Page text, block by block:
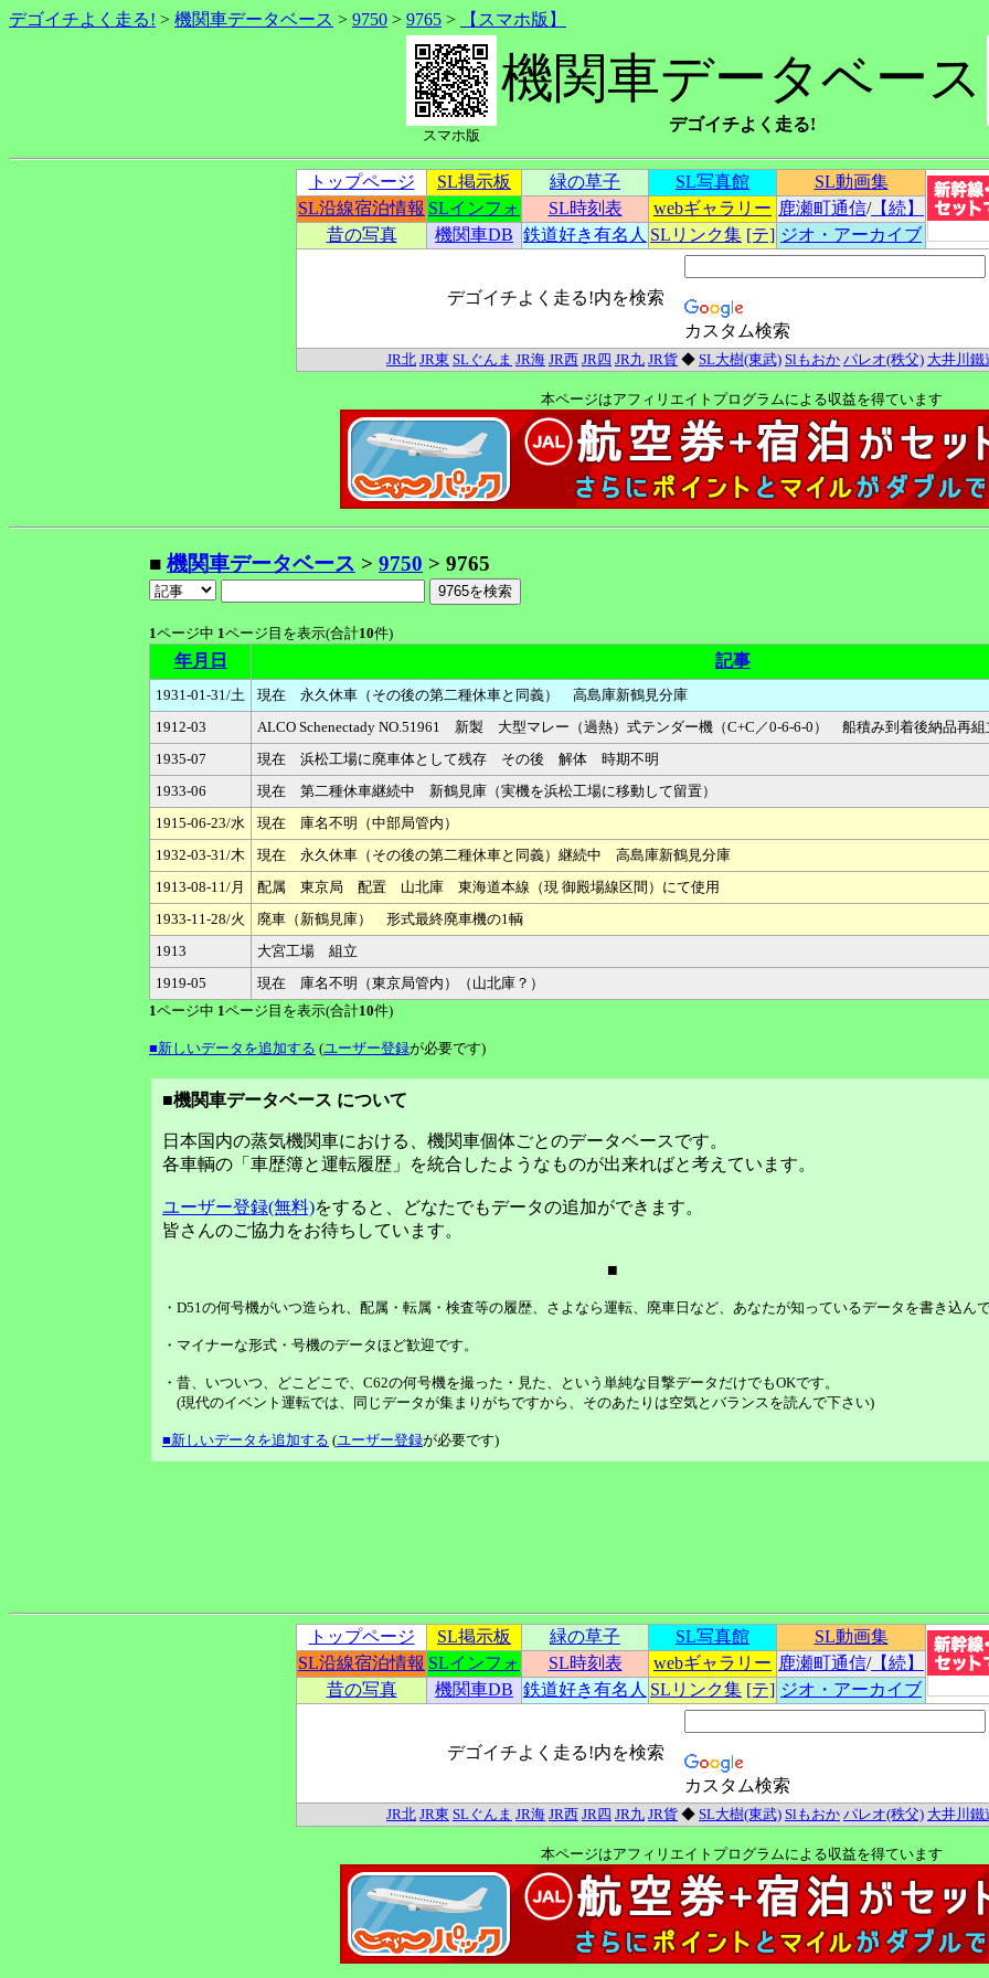
デゴイチよく走る! > 機関車データベース > 9750 > 9765 > 【スマホ版】
スマホ版
機関車データベース
デゴイチよく走る!
トップページ SL掲示板 緑の草子 SL写真館
SL動画集
SL沿線宿泊情報 SLインフォ SL時刻表 webギャラリー 鹿瀬町通信/【続】
昔の写真
機関車DB 鉄道好き有名人 SLリンク集 [テ] ジオ・アーカイブ
デゴイチよく走る!内を検索
カスタム検索
JR北 JR東 SLぐんま JR海 JR西 JR四 JR九 JR貨 ◆ SL大樹(東武) Slもおか パレオ(秩父) 大井川鐵
本ページはアフィリエイトプログラムによる収益を得ています
■ 機関車データベース > 9750 > 9765
1ページ中 1ページ目を表示(合計10件)
年月日 記事
1931-01-31/土
現在 永久休車（その後の第二種休車と同義） 高島庫新鶴見分庫
1912-03
ALCO Schenectady NO.51961 新製 大型マレー（過熱）式テンダー機（C+C／0-6-6-0） 船積み到着後納品再
1935-07
現在 浜松工場に廃車体として残存 その後 解体 時期不明
1933-06
現在 第二種休車継続中 新鶴見庫（実機を浜松工場に移動して留置）
1915-06-23/水
現在 庫名不明（中部局管内）
1932-03-31/木
現在 永久休車（その後の第二種休車と同義）継続中 高島庫新鶴見分庫
1913-08-11/月
配属 東京局 配置 山北庫 東海道本線（現 御殿場線区間）にて使用
1933-11-28/火
廃車（新鶴見庫） 形式最終廃車機の1輌
1913
大宮工場 組立
1919-05
現在 庫名不明（東京局管内）（山北庫？）
1ページ中 1ページ目を表示(合計10件)
■新しいデータを追加する (ユーザー登録が必要です)
■機関車データベース について
日本国内の蒸気機関車における、機関車個体ごとのデータベースです。
各車輌の「車歴簿と運転履歴」を統合したようなものが出来ればと考えています。
ユーザー登録(無料)をすると、どなたでもデータの追加ができます。
皆さんのご協力をお待ちしています。
■
・D51の何号機がいつ造られ、配属・転属・検査等の履歴、さよなら運転、廃車日など、あなたが知っているデータを書き込んで
・マイナーな形式・号機のデータほど歓迎です。
・昔、いついつ、どこどこで、C62の何号機を撮った・見た、という単純な目撃データだけでもOKです。
(現代のイベント運転では、同じデータが集まりがちですから、そのあたりは空気とバランスを読んで下さい)
■新しいデータを追加する (ユーザー登録が必要です)
トップページ SL掲示板 緑の草子 SL写真館
SL動画集
SL沿線宿泊情報 SLインフォ SL時刻表 webギャラリー 鹿瀬町通信/【続】
昔の写真
機関車DB 鉄道好き有名人 SLリンク集 [テ] ジオ・アーカイブ
デゴイチよく走る!内を検索
カスタム検索
JR北 JR東 SLぐんま JR海 JR西 JR四 JR九 JR貨 ◆ SL大樹(東武) Slもおか パレオ(秩父) 大井川鐵
本ページはアフィリエイトプログラムによる収益を得ています